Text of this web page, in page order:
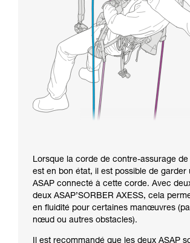
Lorsque la corde de contre-assurage
est en bon état, il est possible de garder
ASAP connecté à cette corde. Avec
deux ASAP’SORBER AXESS, cela
en fluidité pour certaines manœuvres
nœud ou autres obstacles).